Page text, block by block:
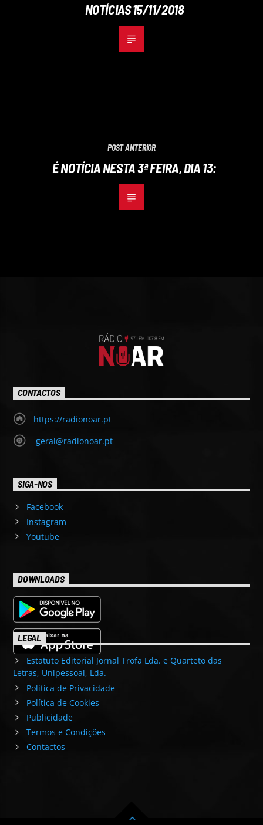
NOTÍCIAS 15/11/2018
POST ANTERIOR
É NOTÍCIA NESTA 3ª FEIRA, DIA 13:
CONTACTOS
https://radionoar.pt
geral@radionoar.pt
SIGA-NOS
Facebook
Instagram
Youtube
DOWNLOADS
LEGAL
Estatuto Editorial Jornal Trofa Lda. e Quarteto das
Letras, Unipessoal, Lda.
Política de Privacidade
Política de Cookies
Publicidade
Termos e Condições
Contactos